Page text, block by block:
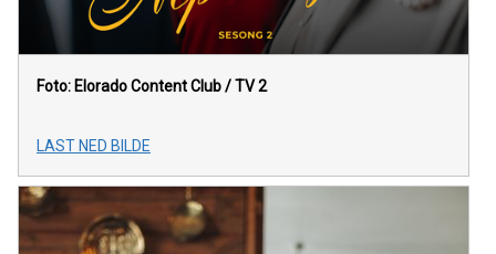
Foto: Elorado Content Club / TV 2
LAST NED BILDE